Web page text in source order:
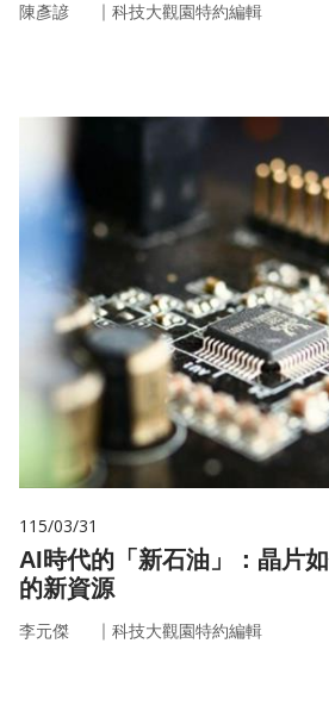
陳彥諺 ｜ 科技大觀園特約編輯
115/03/31
AI時代的「新石油」：晶片
的新資源
李元傑 ｜ 科技大觀園特約編輯